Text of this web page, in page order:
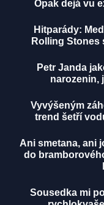
Opak dejá vu
Hitparády:
Rolling Stones
Petr Janda
narozenin,
Vyvýšeným
trend šetří
Ani smetana, ani
do
Sousedka mi